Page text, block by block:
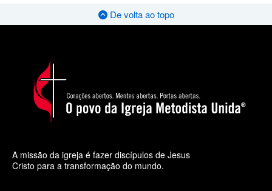
De volta ao topo
A missão da igreja é fazer discípulos de Jesus
Cristo para a transformação do mundo.